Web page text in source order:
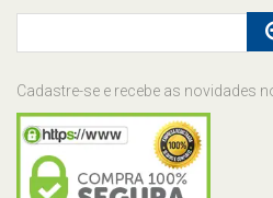
Cadastre-se e recebe as novidades